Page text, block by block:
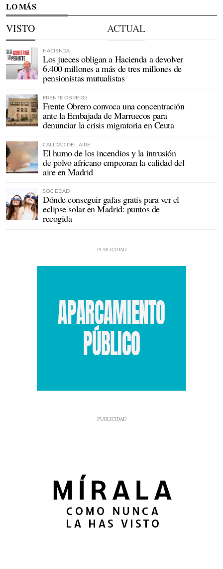
LO MÁS
VISTO ACTUAL
HACIENDA
Los jueces obligan a Hacienda a devolver
6.400 millones a más de tres millones de
pensionistas mutualistas
FRENTE OBRERO
Frente Obrero convoca una concentración
ante la Embajada de Marruecos para
denunciar la crisis migratoria en Ceuta
CALIDAD DEL AIRE
El humo de los incendios y la intrusión
de polvo africano empeoran la calidad del
aire en Madrid
SOCIEDAD
Dónde conseguir gafas gratis para ver el
eclipse solar en Madrid: puntos de
recogida